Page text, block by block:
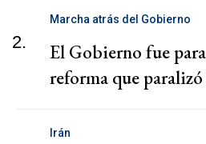
2.
Marcha atrás del Gobierno
El Gobierno fue
reforma que
Irán